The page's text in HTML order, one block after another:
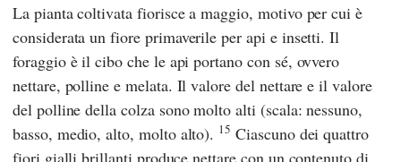
La pianta coltivata fiorisce a maggio, motivo per cui è
considerata un fiore primaverile per api e insetti. Il
foraggio è il cibo che le api portano con sé, ovvero
nettare, polline e melata. Il valore del nettare e il valore
del polline della colza sono molto alti (scala: nessuno,
basso, medio, alto, molto alto). 15 Ciascuno dei quattro
fiori gialli brillanti produce nettare con un contenuto di